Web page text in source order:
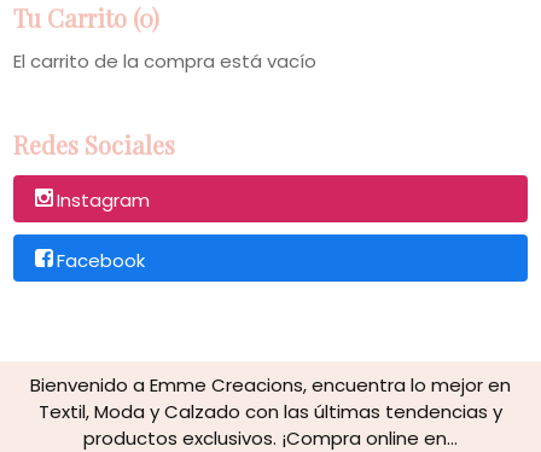
Tu Carrito (0)
El carrito de la compra está vacío
Redes Sociales
Instagram
Facebook
Bienvenido a Emme Creacions, encuentra lo mejor en
Textil, Moda y Calzado con las últimas tendencias y
productos exclusivos. ¡Compra online en...